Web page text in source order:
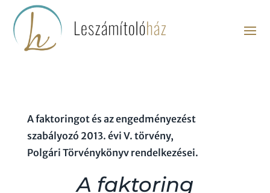
A faktoringot és az engedményezést
szabályozó 2013. évi V. törvény,
Polgári Törvénykönyv rendelkezései.
A faktoring